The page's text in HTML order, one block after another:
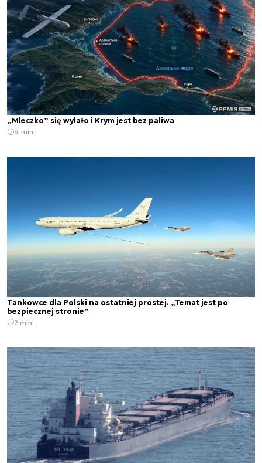
„Mleczko” się wylało i Krym jest bez paliwa
4 min.
Tankowce dla Polski na ostatniej prostej. „Temat jest po
bezpiecznej stronie”
2 min.